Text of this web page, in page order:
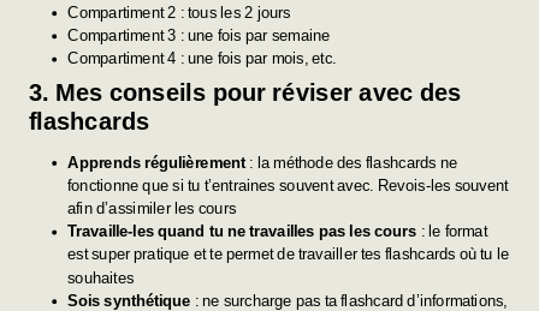
Compartiment 2 : tous les 2 jours
Compartiment 3 : une fois par semaine
Compartiment 4 : une fois par mois, etc.
3. Mes conseils pour réviser avec des
flashcards
Apprends régulièrement : la méthode des flashcards ne
fonctionne que si tu t’entraines souvent avec. Revois-les souvent
afin d’assimiler les cours
Travaille-les quand tu ne travailles pas les cours : le format
est super pratique et te permet de travailler tes flashcards où tu le
souhaites
Sois synthétique : ne surcharge pas ta flashcard d’informations,